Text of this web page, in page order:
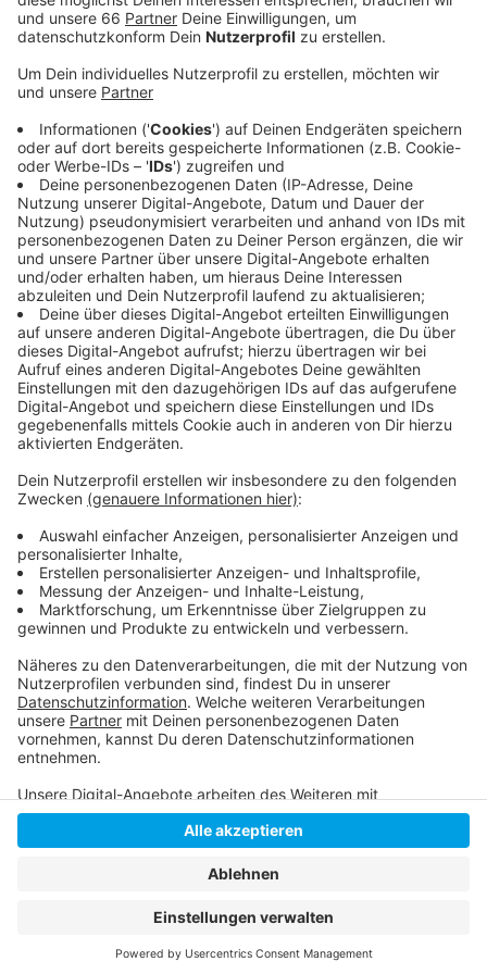
denen insgesamt 8 positiv getestete Personen
Veröffentlicht:Donnerstag, 18.06.2020 06:57
Anzeige
Die meisten Fälle an Grundschulen sind vor dem
Regelbetrieb aufgetreten, der am Montag wieder
eingeführt wurde. Die Kinder hatten sich nicht in der
Schule, sondern im persönlichen Umfeld angesteckt.
Es gibt außerdem nachgewiesene Infektionen von
Schülern an einem Gymnasium, einer Gesamtschule,
einer Realschule und einem Berufskolleg. - In den Kitas
wurden die COVID19 Infektionen zum Teil bei Kindern
nachgewiesen, aber auch beim Betreuungspersonal. In
allen Fällen wurden sofort sämtliche Kontaktpersonen
benachrichtigt. Sie sind zum Teil noch in häuslicher
werden.
Anzeige
Anzeige